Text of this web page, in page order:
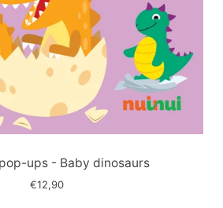
slide
ups - Baby dinosaurs
€12,90